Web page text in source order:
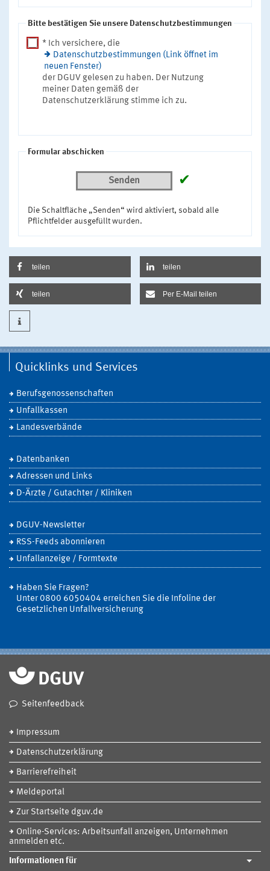
Bitte bestätigen Sie unsere Datenschutzbestimmungen
* Ich versichere, die
Datenschutzbestimmungen (Link öffnet im
neuen Fenster)
der DGUV gelesen zu haben. Der Nutzung
meiner Daten gemäß der
Datenschutzerklärung stimme ich zu.
Formular abschicken
Senden ✔
Die Schaltfläche „Senden“ wird aktiviert, sobald alle
Pflichtfelder ausgefüllt wurden.
teilen teilen
teilen Per E-Mail teilen
Quicklinks und Services
Berufsgenossenschaften
Unfallkassen
Landesverbände
Datenbanken
Adressen und Links
D-Ärzte / Gutachter / Kliniken
DGUV-Newsletter
RSS-Feeds abonnieren
Unfallanzeige / Formtexte
Haben Sie Fragen?
Unter 0800 6050404 erreichen Sie die Infoline der
Gesetzlichen Unfallversicherung
Seitenfeedback
Impressum
Datenschutzerklärung
Barrierefreiheit
Meldeportal
Zur Startseite dguv.de
Online-Services: Arbeitsunfall anzeigen, Unternehmen
anmelden etc.
Informationen für